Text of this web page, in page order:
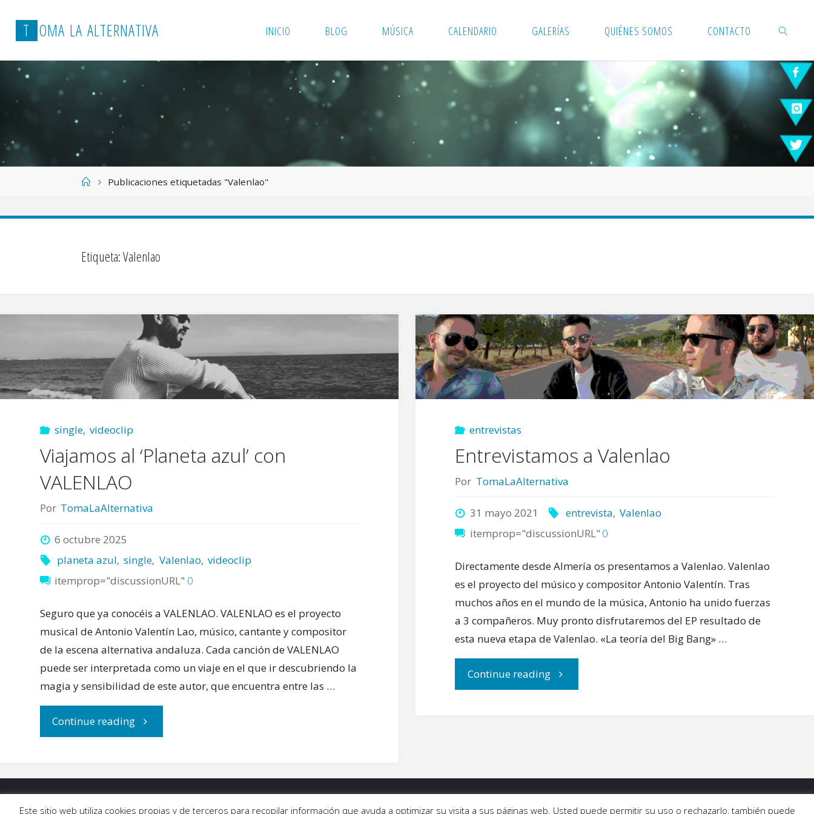
T OMA LA ALTERNATIVA INICIO BLOG MÚSICA CALENDARIO GALERÍAS QUIÉNES SOMOS CONTACTO
BUSCAR
Página
Inicio
Publicaciones etiquetadas "Valenlao"
Etiqueta:Valenlao
single, videoclip
Viajamos al ‘Planeta azul’ con
VALENLAO
Por TomaLaAlternativa
6 octubre 2025
planeta azul, single, Valenlao, videoclip
itemprop="discussionURL" 0
Seguro que ya conocéis a VALENLAO. VALENLAO es el proyecto
musical de Antonio Valentín Lao, músico, cantante y compositor
de la escena alternativa andaluza. Cada canción de VALENLAO
puede ser interpretada como un viaje en el que ir descubriendo la
magia y sensibilidad de este autor, que encuentra entre las …
Continue reading"Viajamos
‘Planeta
entrevistas
Entrevistamos a Valenlao
Por TomaLaAlternativa
31 mayo 2021 entrevista, Valenlao
itemprop="discussionURL" 0
Directamente desde Almería os presentamos a Valenlao. Valenlao
es el proyecto del músico y compositor Antonio Valentín. Tras
muchos años en el mundo de la música, Antonio ha unido fuerzas
a 3 compañeros. Muy pronto disfrutaremos del EP resultado de
esta nueva etapa de Valenlao. «La teoría del Big Bang» …
Continue reading"Entrevistamos
INICIO | BLOG | MÚSICA | CALENDARIO | GALERÍAS | QUIÉNES SOMOS | CONTACTO
Este sitio web utiliza cookies propias y de terceros para recopilar información que ayuda a optimizar su visita a sus páginas web. Usted puede permitir su uso o rechazarlo, también puede